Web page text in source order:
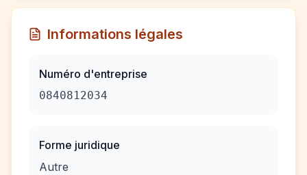
Informations légales
Numéro d'entreprise
0840812034
Forme juridique
Autre